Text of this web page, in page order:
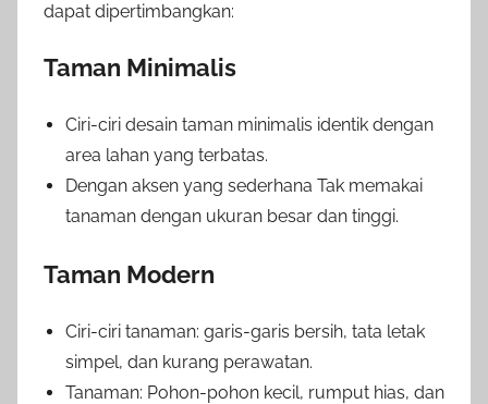
dapat dipertimbangkan:
Taman Minimalis
Ciri-ciri desain taman minimalis identik dengan
area lahan yang terbatas.
Dengan aksen yang sederhana Tak memakai
tanaman dengan ukuran besar dan tinggi.
Taman Modern
Ciri-ciri tanaman: garis-garis bersih, tata letak
simpel, dan kurang perawatan.
Tanaman: Pohon-pohon kecil, rumput hias, dan